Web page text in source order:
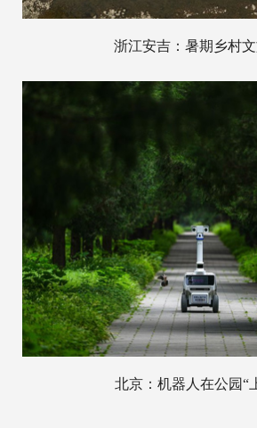
浙江安吉：暑期乡村
北京：机器人在公园“